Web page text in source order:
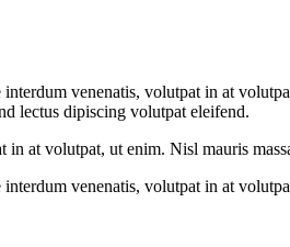
venenatis, volutpat in at
lectus dipiscing volutpat eleifend.
at volutpat, ut enim. Nisl mauris
venenatis, volutpat in at